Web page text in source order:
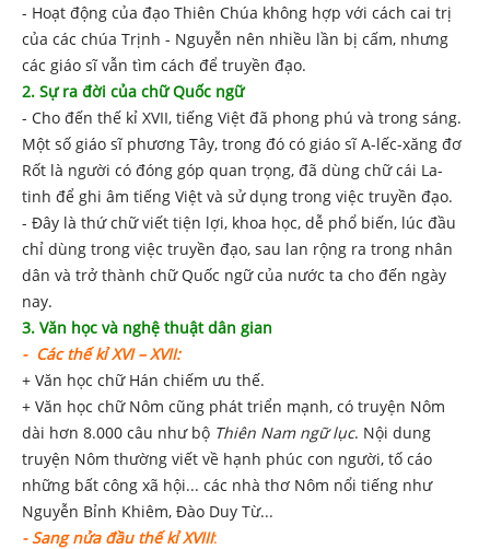
- Hoạt động của đạo Thiên Chúa không hợp với cách cai trị
của các chúa Trịnh - Nguyễn nên nhiều lần bị cấm, nhưng
các giáo sĩ vẫn tìm cách để truyền đạo.
2. Sự ra đời của chữ Quốc ngữ
- Cho đến thế kỉ XVII, tiếng Việt đã phong phú và trong sáng.
Một số giáo sĩ phương Tây, trong đó có giáo sĩ A-lếc-xăng đơ
Rốt là người có đóng góp quan trọng, đã dùng chữ cái La-
tinh để ghi âm tiếng Việt và sử dụng trong việc truyền đạo.
- Đây là thứ chữ viết tiện lợi, khoa học, dễ phổ biến, lúc đầu
chỉ dùng trong việc truyền đạo, sau lan rộng ra trong nhân
dân và trở thành chữ Quốc ngữ của nước ta cho đến ngày
nay.
3. Văn học và nghệ thuật dân gian
- Các thế kỉ XVI – XVII:
+ Văn học chữ Hán chiếm ưu thế.
+ Văn học chữ Nôm cũng phát triển mạnh, có truyện Nôm
dài hơn 8.000 câu như bộ Thiên Nam ngữ lục. Nội dung
truyện Nôm thường viết về hạnh phúc con người, tố cáo
những bất công xã hội... các nhà thơ Nôm nổi tiếng như
Nguyễn Bỉnh Khiêm, Đào Duy Từ...
-Sangnửa đầu thế kỉ XVIII: